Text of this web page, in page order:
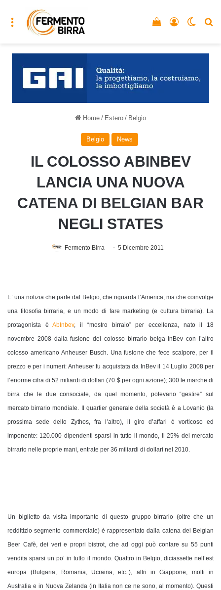
Menu Accedi
Vedi il carrello
Home / Estero / Belgio
Belgio News
IL COLOSSO ABINBEV
LANCIA UNA NUOVA
CATENA DI BELGIAN BAR
NEGLI STATES
Fermento Birra 5 Dicembre 2011
E’ una notizia che parte dal Belgio, che riguarda l’America, ma che coinvolge
una filosofia birraria, e un modo di fare marketing (e cultura birraria). La
protagonista èAbInbev, il “mostro birraio” per eccellenza, nato il 18
novembre 2008 dalla fusione del colosso birrario belga InBev con l’altro
colosso americano Anheuser Busch. Una fusione che fece scalpore, per il
prezzo e per i numeri: Anheuser fu acquistata da InBev il 14 Luglio 2008 per
l’enorme cifra di 52 miliardi di dollari (70 $ per ogni azione); 300 le marche di
birra che le due consociate, da quel momento, potevano “gestire” sul
mercato birrario mondiale. Il quartier generale della società è a Lovanio (la
prossima sede dello Zythos, fra l’altro), il giro d’affari è vorticoso ed
imponente: 120.000 dipendenti sparsi in tutto il mondo, il 25% del mercato
birrario nelle proprie mani, entrate per 36 miliardi di dollari nel 2010.
Un biglietto da visita importante di questo gruppo birrario (oltre che un
redditizio segmento commerciale) è rappresentato dalla catena dei Belgian
Beer Cafè, dei veri e propri bistrot, che ad oggi può contare su 55 punti
vendita sparsi un po’ in tutto il mondo. Quattro in Belgio, diciassette nell’est
europa (Bulgaria, Romania, Ucraina, etc..), altri in Giappone, molti in
Australia e in Nuova Zelanda (in Italia non ce ne sono, al momento). Questi